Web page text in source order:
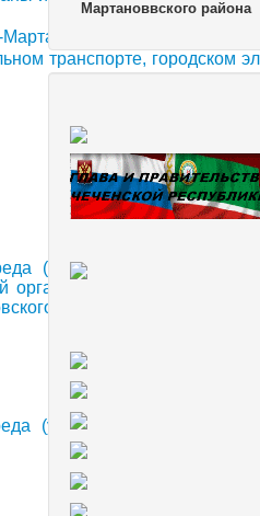
транспорте, городском
(ущерба) охраняемым
обязательств
муниципального района
(ущерба) охраняемым
Мартановвского района